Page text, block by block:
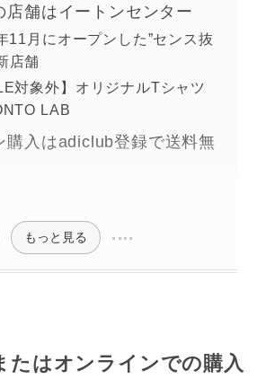
店舗はイートンセンター
11月にオープンした”センス抜
店舗
対象外】オリジナルTシャツ
LAB
購入はadiclub登録で送料無
もっと見る
たはオンラインでの購入